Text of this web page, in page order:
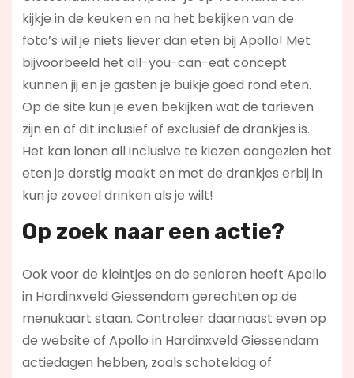
kijkje in de keuken en na het bekijken van de
foto’s wil je niets liever dan eten bij Apollo! Met
bijvoorbeeld het all-you-can-eat concept
kunnen jij en je gasten je buikje goed rond eten.
Op de site kun je even bekijken wat de tarieven
zijn en of dit inclusief of exclusief de drankjes is.
Het kan lonen all inclusive te kiezen aangezien het
eten je dorstig maakt en met de drankjes erbij in
kun je zoveel drinken als je wilt!
Op zoek naar een actie?
Ook voor de kleintjes en de senioren heeft Apollo
in Hardinxveld Giessendam gerechten op de
menukaart staan. Controleer daarnaast even op
de website of Apollo in Hardinxveld Giessendam
actiedagen hebben, zoals schoteldag of